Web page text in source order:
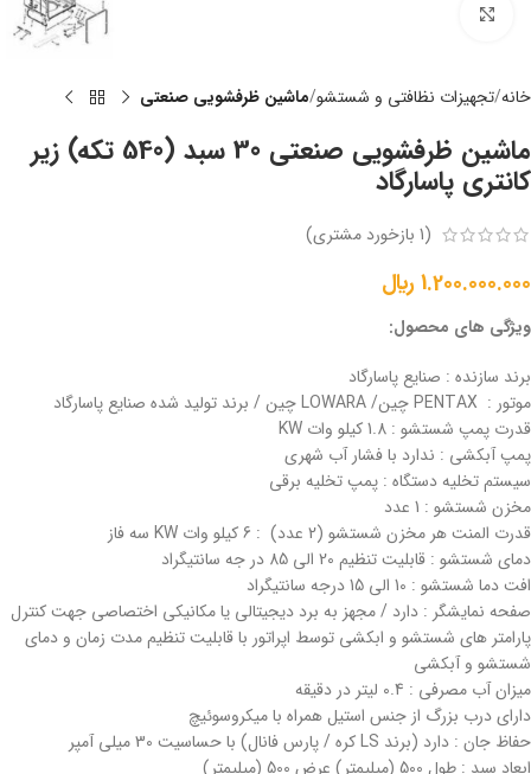
خانه تجهیزات نظافتی و شستشو ماشین ظرفشویی صنعتی
ماشین ظرفشویی صنعتی 30 سبد (540 تکه) زیر
کانتری پاسارگاد
(
1 بازخورد مشتری)
1.200.000.000 ﷼
ویژگی های محصول:
برند سازنده : صنایع پاسارگاد
موتور : PENTAX چین/ LOWARA چین / برند تولید شده صنایع پاسارگاد
قدرت پمپ شستشو : 1.8 کیلو وات KW
پمپ آبکشی : ندارد با فشار آب شهری
سیستم تخلیه دستگاه : پمپ تخلیه برقی
مخزن شستشو : 1 عدد
قدرت المنت هر مخزن شستشو (2 عدد) : 6 کیلو وات KW سه فاز
دمای شستشو : قابلیت تنظیم 20 الی 85 در جه سانتیگراد
افت دما شستشو : 10 الی 15 درجه سانتیگراد
صفحه نمایشگر : دارد / مجهز به برد دیجیتالی یا مکانیکی اختصاصی جهت کنترل
پارامتر های شستشو و ابکشی توسط اپراتور با قابلیت تنظیم مدت زمان و دمای
شستشو و آبکشی
میزان آب مصرفی : 0.4 لیتر در دقیقه
دارای درب بزرگ از جنس استیل همراه با میکروسوئیچ
حفاظ جان : دارد (برند LS کره / پارس فانال) با حساسیت 30 میلی آمپر
ابعاد سبد : طول 500 (میلیمتر) عرض 500 (میلیمتر)